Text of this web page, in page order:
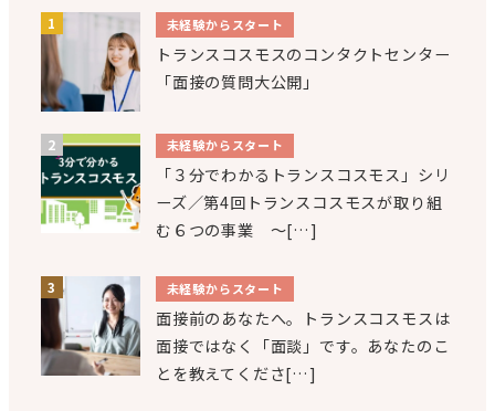
未経験からスタート
トランスコスモスのコンタクトセンター
「面接の質問大公開」
未経験からスタート
「３分でわかるトランスコスモス」シリ
ーズ／第4回トランスコスモスが取り組
む６つの事業 ～[…]
未経験からスタート
面接前のあなたへ。トランスコスモスは
面接ではなく「面談」です。あなたのこ
とを教えてくださ[…]